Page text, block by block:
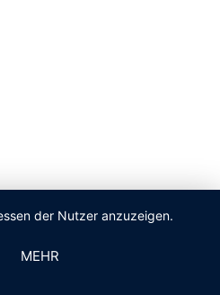
der Nutzer anzuzeigen.
MEHR